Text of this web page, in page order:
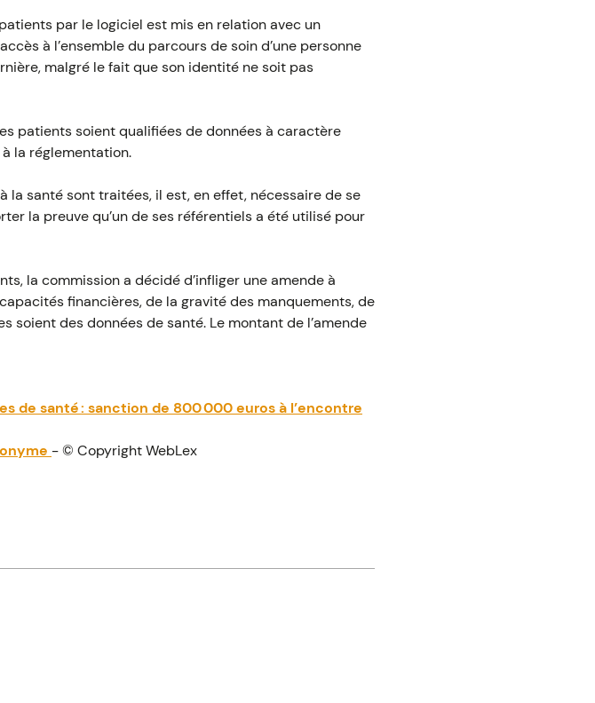
par le logiciel est mis en relation avec un
à l’ensemble du parcours de soin d’une personne
malgré le fait que son identité ne soit pas
patients soient qualifiées de données à caractère
la réglementation.
la santé sont traitées, il est, en effet, nécessaire de se
la preuve qu’un de ses référentiels a été utilisé pour
la commission a décidé d’infliger une amende à
financières, de la gravité des manquements, de
des données de santé. Le montant de l’amende
de santé : sanction de 800 000 euros à l’encontre
- © Copyright WebLex